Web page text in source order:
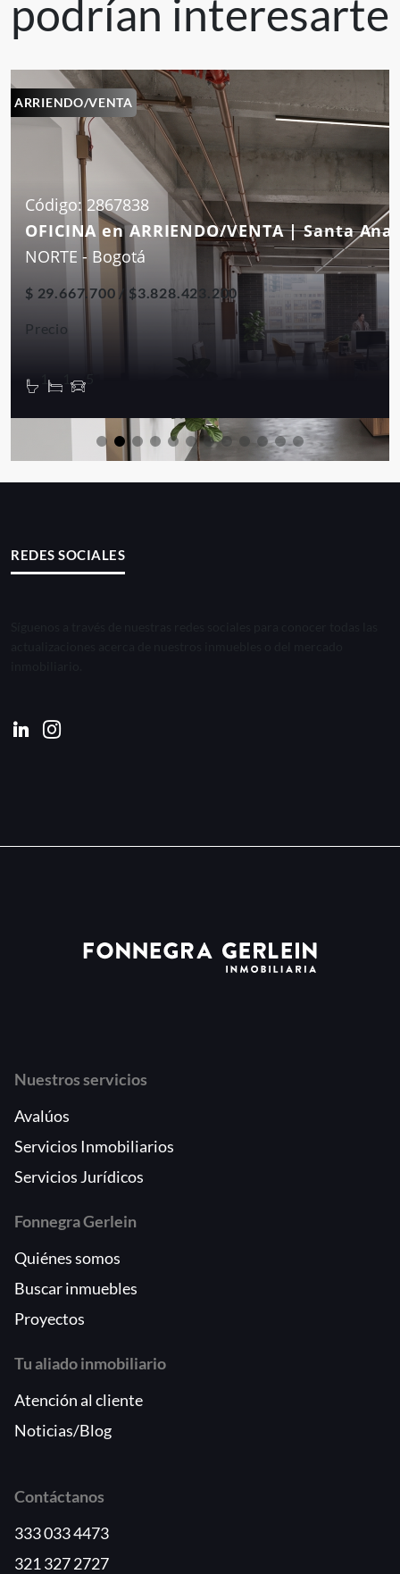
podrían interesarte
Código: 2867838
OFICINA en ARRIENDO/VENTA | Santa
NORTE - Bogotá
$ 29.667.700 / $3.828.423.200
Precio
ARRIENDO/VENTA
REDES SOCIALES
Nuestros servicios
Avalúos
Servicios Inmobiliarios
Servicios Jurídicos
Fonnegra Gerlein
Quiénes somos
Buscar inmuebles
Proyectos
Tu aliado inmobiliario
Atención al cliente
Noticias/Blog
Contáctanos
333 033 4473
321 327 2727